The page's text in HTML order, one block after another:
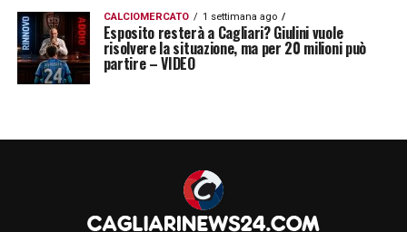
margini, costi e disponibilità dell’Hellas
Verona. La trattativa, al momento, resta
una possibilità da sviluppare, ma il profilo
osserva, valuta e resta pronto a
inserirsi qualora si aprisse uno spiraglio
CALCIOMERCATO 1 settimana ago
Esposito resterà a Cagliari? Giulini vuole
risolvere la situazione, ma per 20 milioni può
partire – VIDEO